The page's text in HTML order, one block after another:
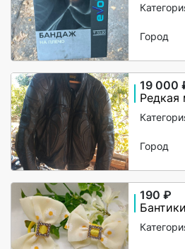
Город
19 000
Редкая
Город
190 ₽
Бантики